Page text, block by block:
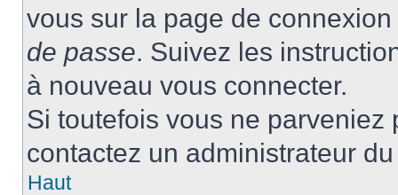
vous sur la page de
de passe. Suivez les
à nouveau vous connecter.
Si toutefois vous ne
contactez un administrateur
Haut